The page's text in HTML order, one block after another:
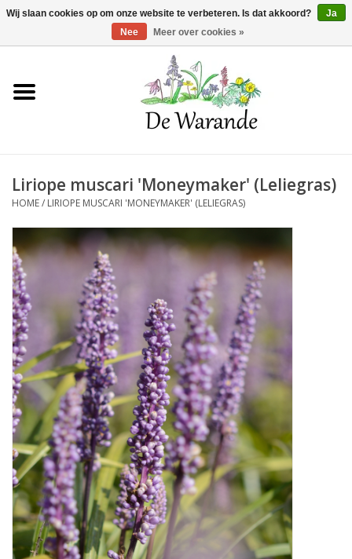
Winkelwagen >0 Artikelen - €0,00
Home
Voorjaarsbloeiers
Zomerbloeiers
Herfstbloeiers
Schaduwplanten
Aanbiedingen
Bodemverbetering
Overige producten
Advies
Onze tuinen!
Liriope muscari 'Moneymaker' (Leliegras)
HOME/ LIRIOPE MUSCARI 'MONEYMAKER' (LELIEGRAS)
Wij slaan cookies op om onze website te verbeteren. Is dat akkoord?
Ja
Nee
Meer over cookies »